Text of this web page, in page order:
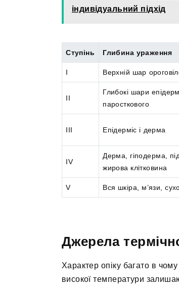
індивідуальний підхід
Ступінь Глибина ураження
I Верхній шар
II
Глибокі шари
паросткового
III Епідерміс і дерма
IV
Дерма, гіподерма,
жирова клітковина
V Вся шкіра, м’язи,
Джерела
Характер опіку багато в
високої температури